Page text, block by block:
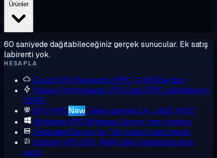
Ürünler
60 saniyede dağıtabileceğiniz gerçek sunucular. Ek satış
labirenti yok.
HESAPLA
Cloud VPS Paylaşımlı EPYC, 2,48 $/ay'dan
Yüksek Performanslı VPS Özel EPYC çekirdekleri,
DDR5
GPU VPS New Talep üzerine L4, L40S, H100
Windows VPS Windows Server, tam yönetici
Dedicated Server'lar Tek kiracılı bare metal
Custom VPS CPU, RAM, disk'i isteğinize göre
seçin